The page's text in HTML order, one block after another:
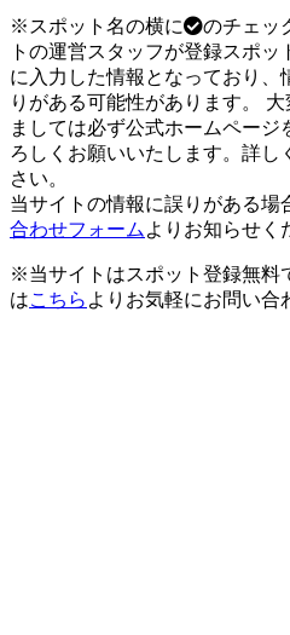
※スポット名の横に
のチェッ
トの運営スタッフが登録スポ
に入力した情報となっており、
りがある可能性があります。
ましては必ず公式ホームページ
ろしくお願いいたします。詳し
さい。
当サイトの情報に誤りがある場
合わせフォーム よりお知らせく
※当サイトはスポット登録無料
はこちら よりお気軽にお問い合